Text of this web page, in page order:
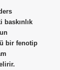
baskınlık
bir fenotip